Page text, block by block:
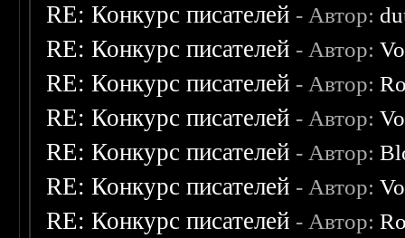
RE: Конкурс писателей - Автор:
RE: Конкурс писателей - Автор:
RE: Конкурс писателей - Автор:
RE: Конкурс писателей - Автор:
RE: Конкурс писателей - Автор:
RE: Конкурс писателей - Автор:
RE: Конкурс писателей - Автор: